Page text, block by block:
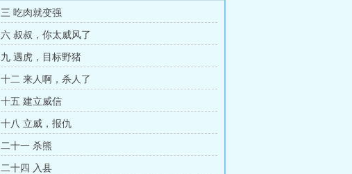
三 吃肉就变强
六 叔叔，你太威风了
九 遇虎，目标野猪
十二 来人啊，杀人了
十五 建立威信
十八 立威，报仇
二十一 杀熊
二十四 入县